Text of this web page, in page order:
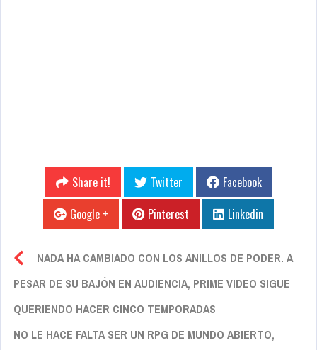
Share it! Twitter
Facebook
Google +
Pinterest Linkedin
NADA HA CAMBIADO CON LOS ANILLOS DE PODER. A
PESAR DE SU BAJÓN EN AUDIENCIA, PRIME VIDEO SIGUE
QUERIENDO HACER CINCO TEMPORADAS
NO LE HACE FALTA SER UN RPG DE MUNDO ABIERTO,